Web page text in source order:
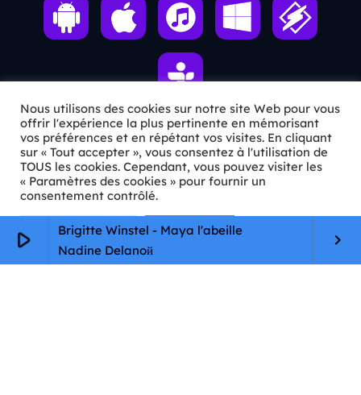
play_arrow
Brigitte Winstel - Maya l'abeille
Nadine Delanoй
keyboard_arrow_right
ℹ️ INFOS PRATIQUES
✉️Contact
🦊Qui sommes-nous ?
📄
Mentions légales
Nous utilisons des cookies sur notre site Web pour vous
offrir l'expérience la plus pertinente en mémorisant
vos préférences et en répétant vos visites. En cliquant
sur « Tout accepter », vous consentez à l'utilisation de
TOUS les cookies. Cependant, vous pouvez visiter les
« Paramètres des cookies » pour fournir un
consentement contrôlé.
Paramètres Cookie Tout accepter